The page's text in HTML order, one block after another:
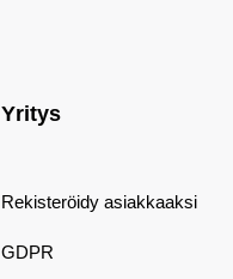
Yritys
Rekisteröidy asiakkaaksi
GDPR